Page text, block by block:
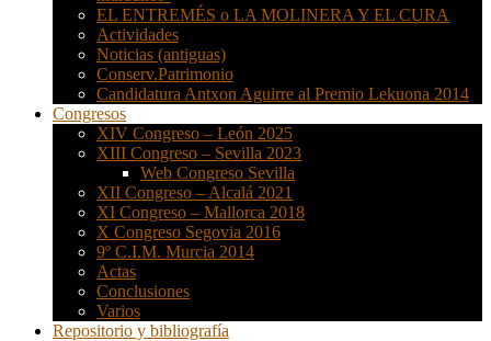
EL ENTREMÉS o LA MOLINERA Y EL CURA
Actividades
Noticias (antiguas)
Conserv.Patrimonio
Candidatura Antxon Aguirre al Premio Lekuona 2014
Congresos
XIV Congreso – León 2025
XIII Congreso – Sevilla 2023
Web Congreso Sevilla
XII Congreso – Alcalá 2021
XI Congreso – Mallorca 2018
X Congreso Segovia 2016
9º C.I.M. Murcia 2014
Actas
Conclusiones
Varios
Repositorio y bibliografía